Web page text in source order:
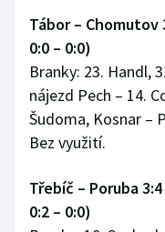
Tábor – Chomutov
0:0 – 0:0)
Branky: 23. Handl,
nájezd Pech – 14.
Šudoma, Kosnar –
Bez využití.
Třebíč – Poruba
0:2 – 0:0)